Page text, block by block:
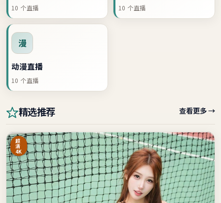
10 个直播 10 个直播
漫
动漫直播
10 个直播
精选推荐 查看更多 →
超
清
4K